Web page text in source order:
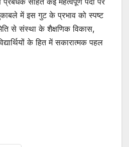
में इस गुट के प्रभाव को स्पष्ट
से संस्था के शैक्षणिक विकास,
के हित में सकारात्मक पहल